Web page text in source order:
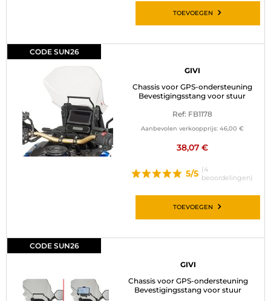
TOEVOEGEN
CODE SUN26
GIVI
Chassis voor GPS-ondersteuning
Bevestigingsstang voor stuur
Ref: FB1178
Aanbevolen verkoopprijs: 46,00 €
38,07 €
5/5 (4
beoordelingen)
TOEVOEGEN
CODE SUN26
GIVI
Chassis voor GPS-ondersteuning
Bevestigingsstang voor stuur